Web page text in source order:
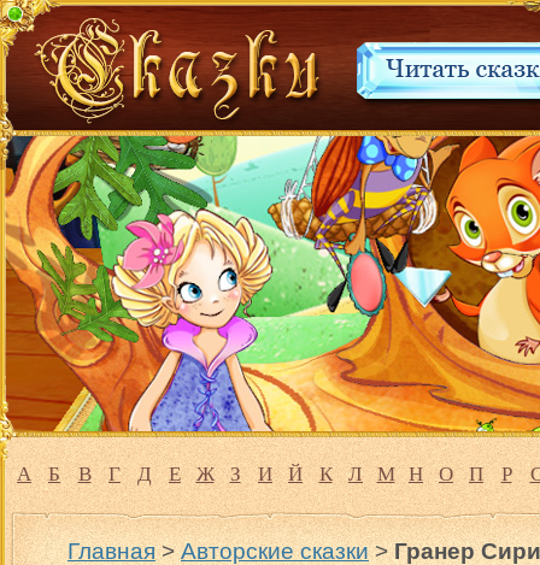
А Б В Г Д Е Ж З И Й К Л М Н О П Р
Главная>Авторские сказки>Гранер